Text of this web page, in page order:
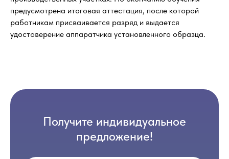
предусмотрена итоговая аттестация, после которой
работникам присваивается разряд и выдается
удостоверение аппаратчика установленного образца.
Получите индивидуальное
предложение!